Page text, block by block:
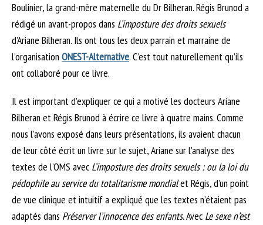
Boulinier, la grand-mère maternelle du Dr Bilheran. Régis Brunod a
rédigé un avant-propos dans L’imposture des droits sexuels
d’Ariane Bilheran. Ils ont tous les deux parrain et marraine de
l’organisation ONEST-Alternative. C’est tout naturellement qu’ils
ont collaboré pour ce livre.
Il est important d’expliquer ce qui a motivé les docteurs Ariane
Bilheran et Régis Brunod à écrire ce livre à quatre mains. Comme
nous l’avons exposé dans leurs présentations, ils avaient chacun
de leur côté écrit un livre sur le sujet, Ariane sur l’analyse des
textes de l’OMS avec L’imposture des droits sexuels : ou la loi du
pédophile au service du totalitarisme mondialet Régis, d’un point
de vue clinique et intuitif a expliqué que les textes n’étaient pas
adaptés dans Préserver l’innocence des enfants. Avec Le sexe n’est